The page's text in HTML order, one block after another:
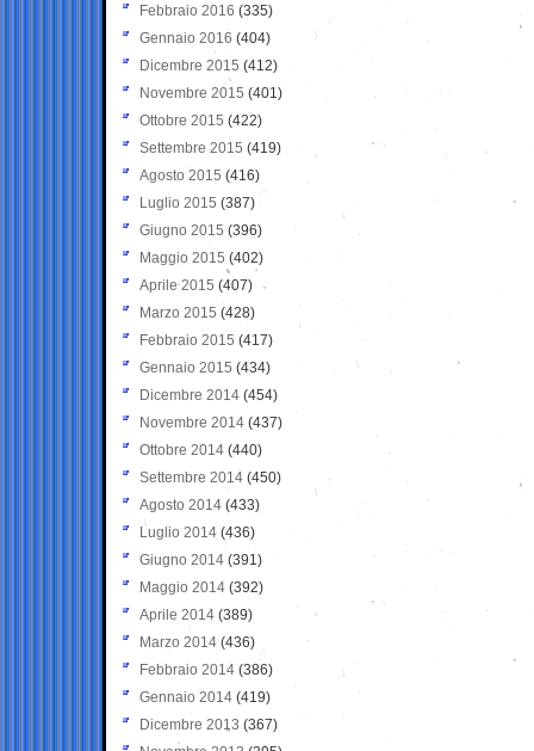
Febbraio 2016 (335)
Gennaio 2016 (404)
Dicembre 2015 (412)
Novembre 2015 (401)
Ottobre 2015 (422)
Settembre 2015 (419)
Agosto 2015 (416)
Luglio 2015 (387)
Giugno 2015 (396)
Maggio 2015 (402)
Aprile 2015 (407)
Marzo 2015 (428)
Febbraio 2015 (417)
Gennaio 2015 (434)
Dicembre 2014 (454)
Novembre 2014 (437)
Ottobre 2014 (440)
Settembre 2014 (450)
Agosto 2014 (433)
Luglio 2014 (436)
Giugno 2014 (391)
Maggio 2014 (392)
Aprile 2014 (389)
Marzo 2014 (436)
Febbraio 2014 (386)
Gennaio 2014 (419)
Dicembre 2013 (367)